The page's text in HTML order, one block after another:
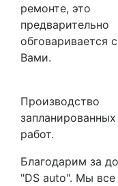
ремонте, это
предварительно
обговаривается с
Вами.
Производство
запланированных
работ.
Благодарим за
"DS auto". Мы